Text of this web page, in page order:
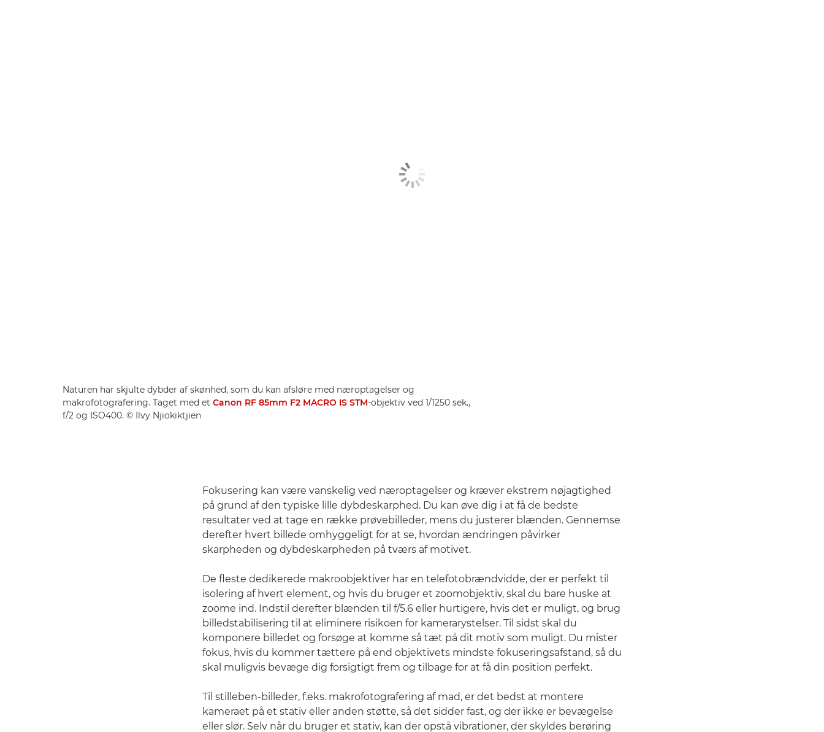
Naturen har skjulte dybder af skønhed, som du kan afsløre med næroptagelser og
makrofotografering. Taget med et Canon RF 85mm F2 MACRO IS STM-objektiv ved 1/1250 sek.,
f/2 og ISO400. © Ilvy Njiokiktjien
Fokusering kan være vanskelig ved næroptagelser og kræver ekstrem nøjagtighed
på grund af den typiske lille dybdeskarphed. Du kan øve dig i at få de bedste
resultater ved at tage en række prøvebilleder, mens du justerer blænden. Gennemse
derefter hvert billede omhyggeligt for at se, hvordan ændringen påvirker
skarpheden og dybdeskarpheden på tværs af motivet.
De fleste dedikerede makroobjektiver har en telefotobrændvidde, der er perfekt til
isolering af hvert element, og hvis du bruger et zoomobjektiv, skal du bare huske at
zoome ind. Indstil derefter blænden til f/5.6 eller hurtigere, hvis det er muligt, og brug
billedstabilisering til at eliminere risikoen for kamerarystelser. Til sidst skal du
komponere billedet og forsøge at komme så tæt på dit motiv som muligt. Du mister
fokus, hvis du kommer tættere på end objektivets mindste fokuseringsafstand, så du
skal muligvis bevæge dig forsigtigt frem og tilbage for at få din position perfekt.
Til stilleben-billeder, f.eks. makrofotografering af mad, er det bedst at montere
kameraet på et stativ eller anden støtte, så det sidder fast, og der ikke er bevægelse
eller slør. Selv når du bruger et stativ, kan der opstå vibrationer, der skyldes berøring